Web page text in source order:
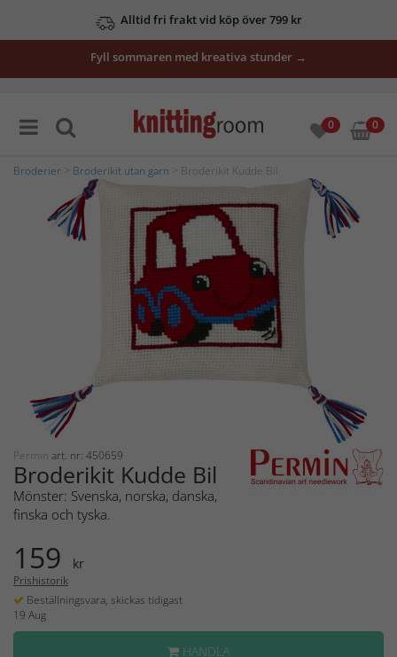
Alltid fri frakt vid köp över 799 kr
Fyll sommaren med kreativa stunder →
0 0
Broderier Broderikit utan garn > Broderikit Kudde Bil
Permin art. nr: 450659
Broderikit Kudde Bil
Mönster: Svenska, norska, danska,
finska och tyska.
159 kr
Prishistorik
Beställningsvara, skickas tidigast
19 Aug
HANDLA